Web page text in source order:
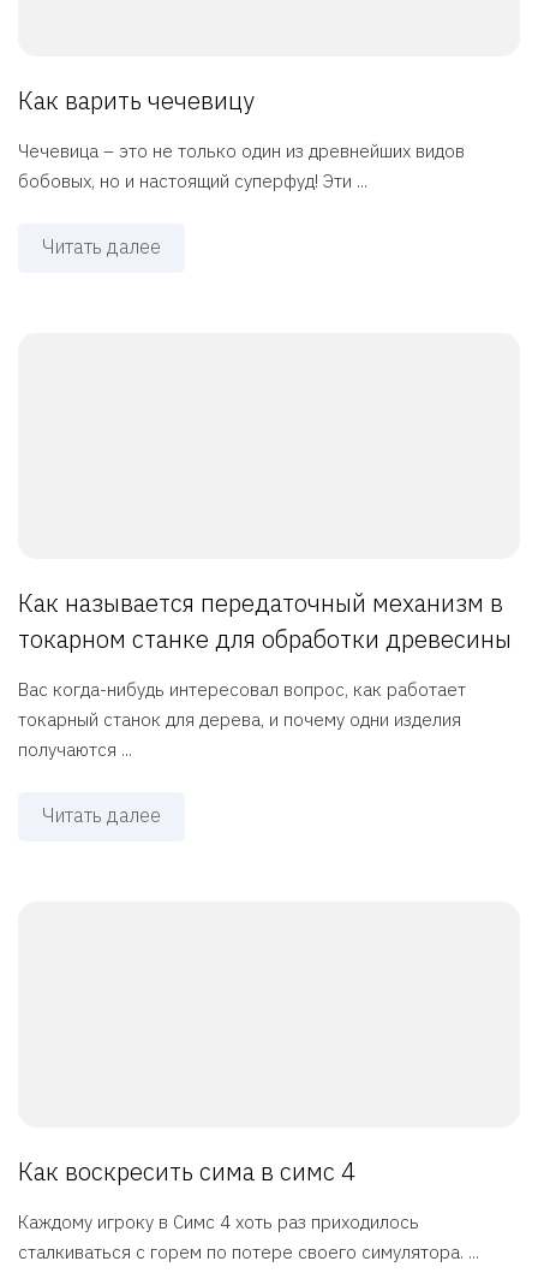
Как варить чечевицу
Чечевица – это не только один из древнейших видов
бобовых, но и настоящий суперфуд! Эти ...
Читать далее
Как называется передаточный механизм в
токарном станке для обработки древесины
Вас когда-нибудь интересовал вопрос, как работает
токарный станок для дерева, и почему одни изделия
получаются ...
Читать далее
Как воскресить сима в симс 4
Каждому игроку в Симс 4 хоть раз приходилось
сталкиваться с горем по потере своего симулятора. ...